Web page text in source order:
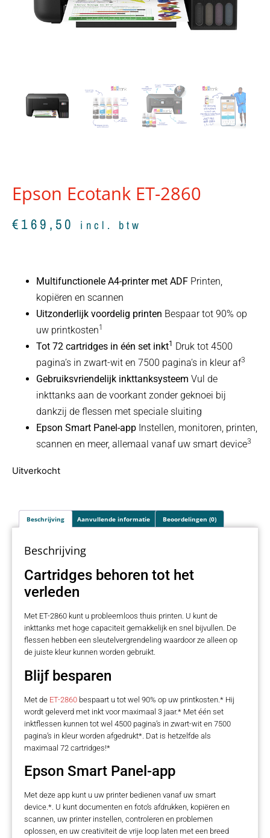
Epson Ecotank ET-2860
€169,50 incl. btw
Multifunctionele A4-printer met ADF Printen,
kopiëren en scannen
Uitzonderlijk voordelig printen Bespaar tot 90% op
uw printkosten1
Tot 72 cartridges in één set inkt1 Druk tot 4500
pagina’s in zwart-wit en 7500 pagina’s in kleur af3
Gebruiksvriendelijk inkttanksysteem Vul de
inkttanks aan de voorkant zonder geknoei bij
dankzij de flessen met speciale sluiting
Epson Smart Panel-app Instellen, monitoren, printen,
scannen en meer, allemaal vanaf uw smart device3
Uitverkocht
Beschrijving Aanvullende informatie Beoordelingen (0)
Beschrijving
Cartridges behoren tot het
verleden
Met ET-2860 kunt u probleemloos thuis printen. U kunt de
inkttanks met hoge capaciteit gemakkelijk en snel bijvullen. De
flessen hebben een sleutelvergrendeling waardoor ze alleen op
de juiste kleur kunnen worden gebruikt.
Blijf besparen
Met de ET-2860 bespaart u tot wel 90% op uw printkosten.* Hij
wordt geleverd met inkt voor maximaal 3 jaar.* Met één set
inktflessen kunnen tot wel 4500 pagina’s in zwart-wit en 7500
pagina’s in kleur worden afgedrukt*. Dat is hetzelfde als
maximaal 72 cartridges!*
Epson Smart Panel-app
Met deze app kunt u uw printer bedienen vanaf uw smart
device.*. U kunt documenten en foto’s afdrukken, kopiëren en
scannen, uw printer instellen, controleren en problemen
oplossen, en uw creativiteit de vrije loop laten met een breed